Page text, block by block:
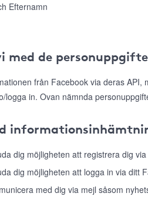
Efternamn
med de
från Facebook via deras
logga in. Ovan nämnda
dig möjligheten att registrera dig
dig möjligheten att logga in via ditt
med dig via mejl såsom